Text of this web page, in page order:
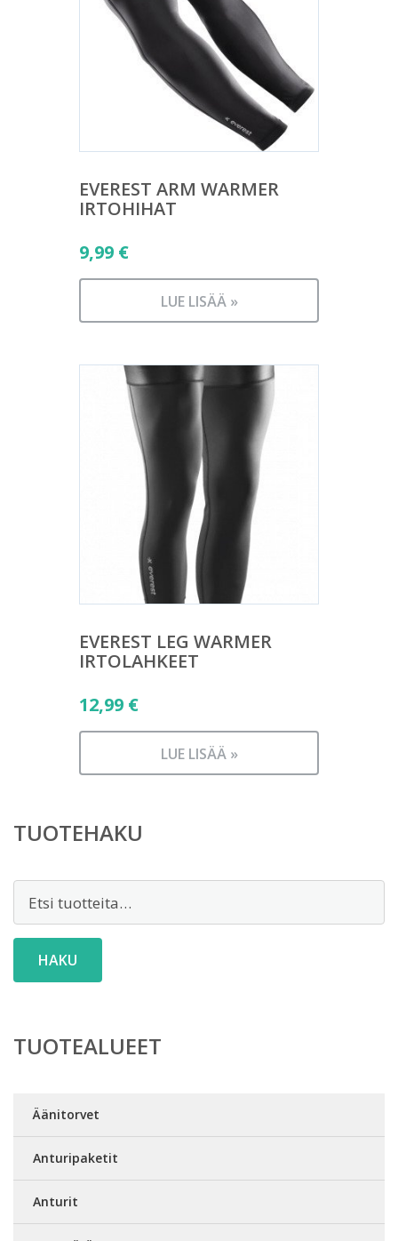
EVEREST ARM WARMER
IRTOHIHAT
9,99 €
LUE LISÄÄ »
EVEREST LEG WARMER
IRTOLAHKEET
12,99 €
LUE LISÄÄ »
TUOTEHAKU
HAKU
TUOTEALUEET
Äänitorvet
Anturipaketit
Anturit